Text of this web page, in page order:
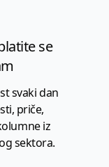
se
svaki dan
priče,
iz
sektora.